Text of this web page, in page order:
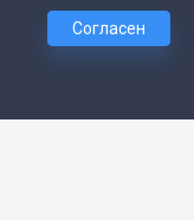
Согласен